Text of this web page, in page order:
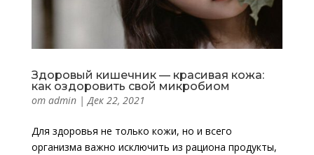
Здоровый кишечник — красивая кожа:
как оздоровить свой микробиом
от admin|Дек 22, 2021
Для здоровья не только кожи, но и всего
организма важно исключить из рациона продукты,